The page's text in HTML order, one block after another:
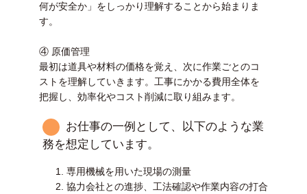
何が安全か」をしっかり理解することから始まりま
す。
④ 原価管理
最初は道具や材料の価格を覚え、次に作業ごとのコ
ストを理解していきます。工事にかかる費用全体を
把握し、効率化やコスト削減に取り組みます。
お仕事の一例として、以下のような業
務を想定しています。
専用機械を用いた現場の測量
協力会社との進捗、工法確認や作業内容の打合